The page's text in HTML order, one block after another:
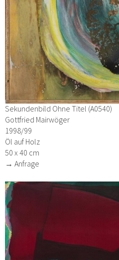
Sekundenbild Ohne Titel (A0540)
Gottfried Mairwöger
1998/99
Öl auf Holz
50 x 40 cm
→ Anfrage